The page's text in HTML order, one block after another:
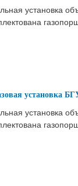
установка
установка
установка